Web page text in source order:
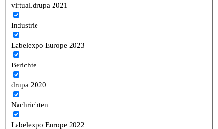
virtual.drupa 2021
Industrie
Labelexpo Europe 2023
Berichte
drupa 2020
Nachrichten
Labelexpo Europe 2022